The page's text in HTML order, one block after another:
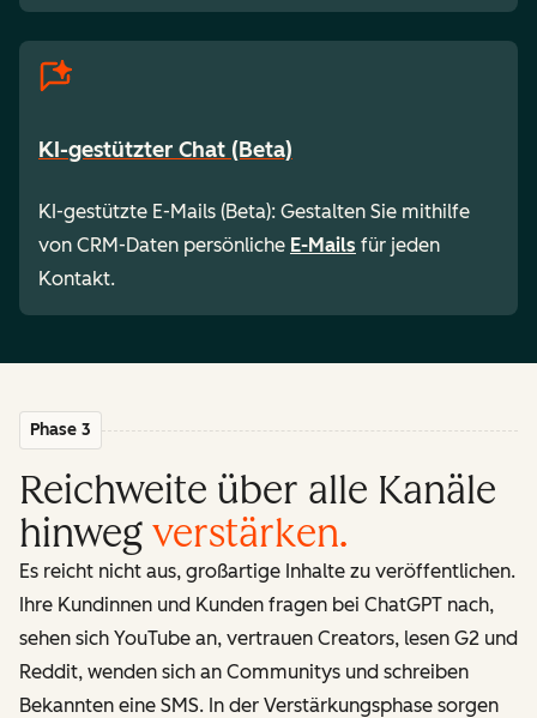
KI-gestützter Chat (Beta)
KI-gestützte E-Mails (Beta): Gestalten Sie mithilfe
von CRM-Daten persönliche E-Mails für jeden
Kontakt.
Phase 3
Reichweite über alle Kanäle
hinweg verstärken.
Es reicht nicht aus, großartige Inhalte zu veröffentlichen.
Ihre Kundinnen und Kunden fragen bei ChatGPT nach,
sehen sich YouTube an, vertrauen Creators, lesen G2 und
Reddit, wenden sich an Communitys und schreiben
Bekannten eine SMS. In der Verstärkungsphase sorgen